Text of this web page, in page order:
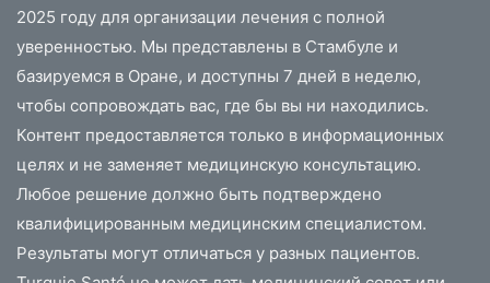
2025 году для организации лечения с полной
уверенностью. Мы представлены в Стамбуле и
базируемся в Оране, и доступны 7 дней в неделю,
чтобы сопровождать вас, где бы вы ни находились.
Контент предоставляется только в информационных
целях и не заменяет медицинскую консультацию.
Любое решение должно быть подтверждено
квалифицированным медицинским специалистом.
Результаты могут отличаться у разных пациентов.